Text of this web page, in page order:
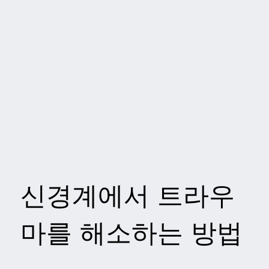
신경계에서 트라우
마를 해소하는 방법